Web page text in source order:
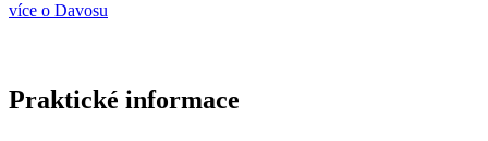
více o Davosu
Praktické informace